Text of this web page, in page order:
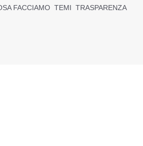
FACCIAMO TEMI TRASPARENZA